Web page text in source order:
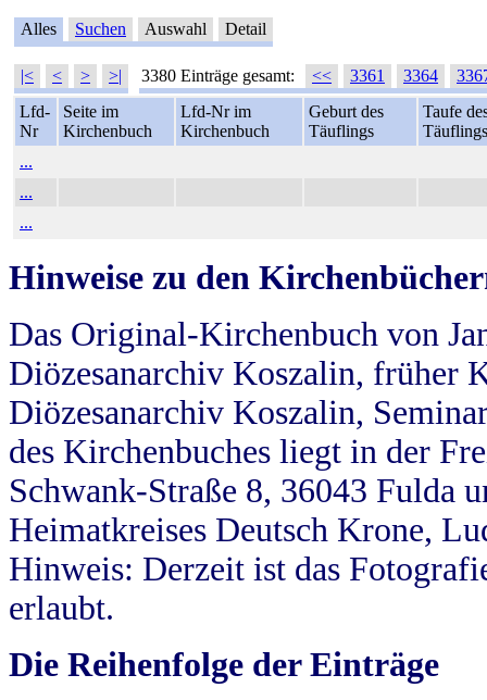
Alles Suchen Auswahl Detail
|< < > >| 3380 Einträge gesamt: << 3361 3364
Lfd-
Nr
Seite im
Kirchenbuch
Lfd-Nr im
Kirchenbuch
Geburt des
Täuflings
Taufe
Täuflings
...
...
...
Hinweise zu den
Das Original-Kirchenbuch von
Diözesanarchiv Koszalin, früher
Diözesanarchiv Koszalin,
des Kirchenbuches liegt in der
Schwank-Straße 8, 36043 Fulda
Heimatkreises Deutsch Krone,
Hinweis: Derzeit ist das
erlaubt.
Die Reihenfolge der Einträge